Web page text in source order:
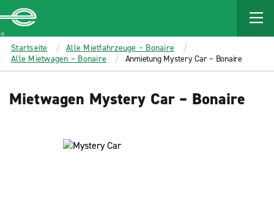
MAIN
CONTENT
Enterprise
Startseite
Alle Mietfahrzeuge – Bonaire
Alle Mietwagen – Bonaire
Anmietung Mystery Car – Bonaire
Mietwagen Mystery Car – Bonaire